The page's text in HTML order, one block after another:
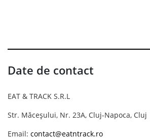
Date de contact
EAT & TRACK S.R.L
Str. Măceșului, Nr. 23A, Cluj-Napoca, Cluj
Email: contact@eatntrack.ro